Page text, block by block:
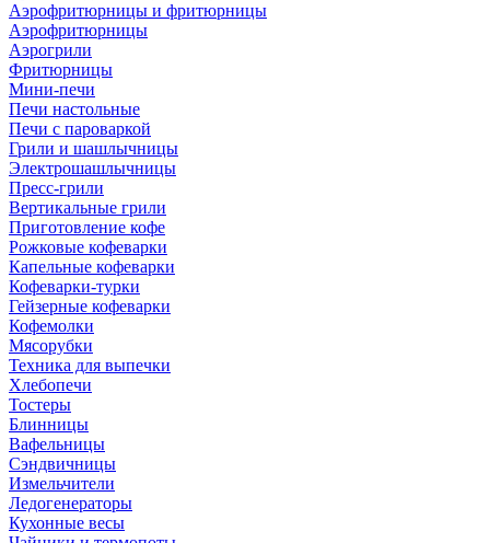
Аэрофритюрницы и фритюрницы
Аэрофритюрницы
Аэрогрили
Фритюрницы
Мини-печи
Печи настольные
Печи с пароваркой
Грили и шашлычницы
Электрошашлычницы
Пресс-грили
Вертикальные грили
Приготовление кофе
Рожковые кофеварки
Капельные кофеварки
Кофеварки-турки
Гейзерные кофеварки
Кофемолки
Мясорубки
Техника для выпечки
Хлебопечи
Тостеры
Блинницы
Вафельницы
Сэндвичницы
Измельчители
Ледогенераторы
Кухонные весы